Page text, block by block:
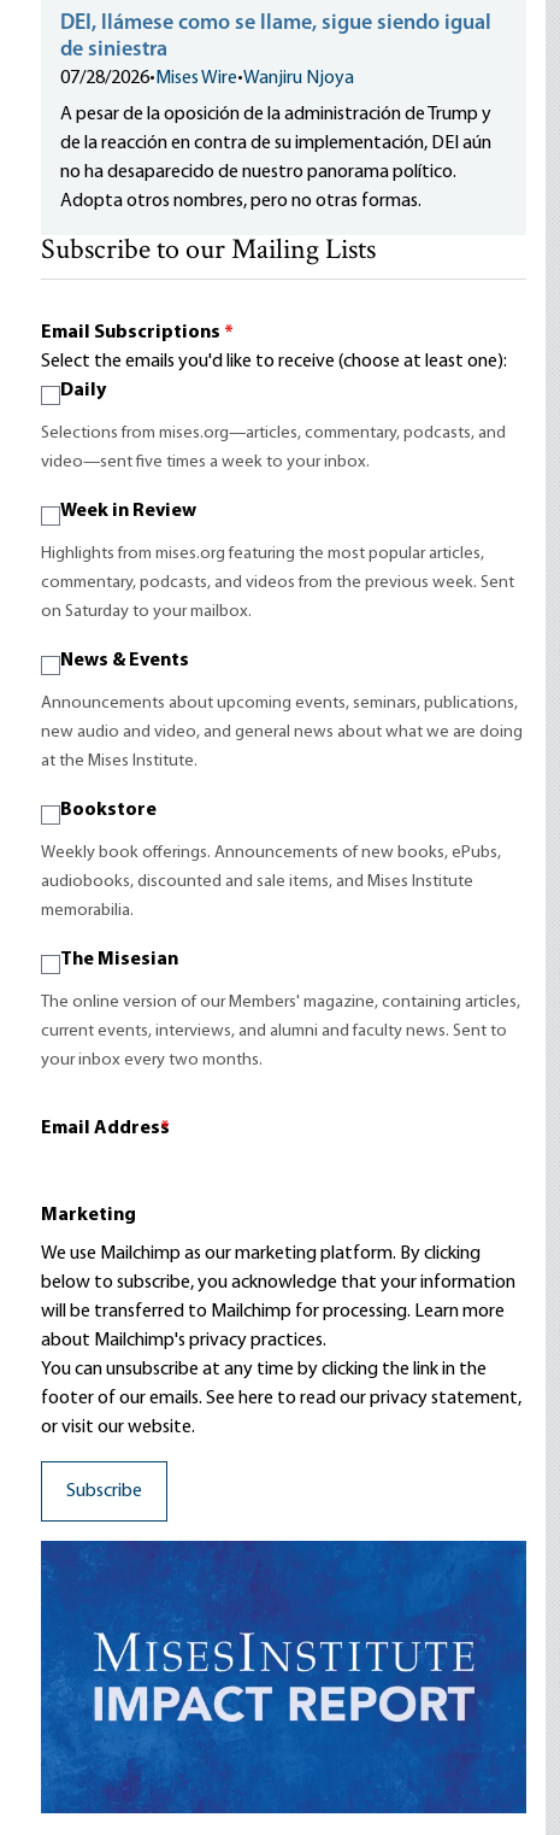
DEI, llámese como se llame, sigue siendo igual
de siniestra
07/28/2026• Mises Wire•Wanjiru Njoya
A pesar de la oposición de la administración de Trump y
de la reacción en contra de su implementación, DEI aún
no ha desaparecido de nuestro panorama político.
Adopta otros nombres, pero no otras formas.
Subscribe to our Mailing Lists
Email Subscriptions *
Select the emails you'd like to receive (choose at least one):
Daily
Selections from mises.org—articles, commentary, podcasts, and
video—sent five times a week to your inbox.
Week in Review
Highlights from mises.org featuring the most popular articles,
commentary, podcasts, and videos from the previous week. Sent
on Saturday to your mailbox.
News & Events
Announcements about upcoming events, seminars, publications,
new audio and video, and general news about what we are doing
at the Mises Institute.
Bookstore
Weekly book offerings. Announcements of new books, ePubs,
audiobooks, discounted and sale items, and Mises Institute
memorabilia.
The Misesian
The online version of our Members' magazine, containing articles,
current events, interviews, and alumni and faculty news. Sent to
your inbox every two months.
Email Address
*
Marketing
We use Mailchimp as our marketing platform. By clicking
below to subscribe, you acknowledge that your information
will be transferred to Mailchimp for processing. Learn more
about Mailchimp's privacy practices.
You can unsubscribe at any time by clicking the link in the
footer of our emails. See here to read ourprivacy statement,
or visit our website.